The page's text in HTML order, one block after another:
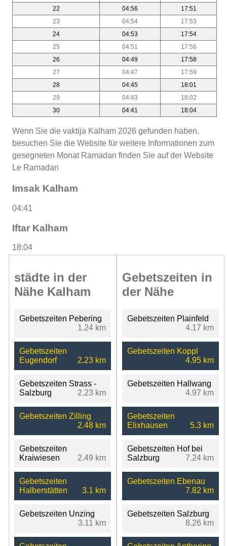
22
04:56
17:51
23
04:54
17:53
24
04:53
17:54
25
04:51
17:56
26
04:49
17:58
27
04:47
17:59
28
04:45
18:01
29
04:43
18:02
30
04:41 18:04
Wenn Sie die vaktija Kalham 2026 gefunden haben,
besuchen Sie die Website für weitere Informationen zum
gesegneten Monat Ramadan finden Sie auf der Website
Le Ramadan
Imsak Kalham
04:41
Iftar Kalham
18:04
städte in der
Nähe Kalham
Gebetszeiten Pebering
1.24 km
Gebetszeiten
Eugendorf
2.23 km
Gebetszeiten Strass -
Salzburg
2.23 km
Gebetszeiten Zilling
2.48 km
Gebetszeiten
Kraiwiesen
2.49 km
Gebetszeiten
Halberstätten
3.1 km
Gebetszeiten Unzing
3.11 km
Gebetszeiten in
der Nähe
Gebetszeiten Plainfeld
4.17 km
Gebetszeiten Koppl
4.95 km
Gebetszeiten Hallwang
4.97 km
Gebetszeiten
Elixhausen
5.3 km
Gebetszeiten Hof bei
Salzburg
7.24 km
Gebetszeiten Ebenau
7.82 km
Gebetszeiten Salzburg
8.26 km